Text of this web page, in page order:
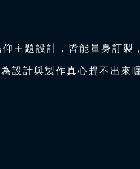
主題設計，皆能量身訂製
設計與製作真心趕不出來喔